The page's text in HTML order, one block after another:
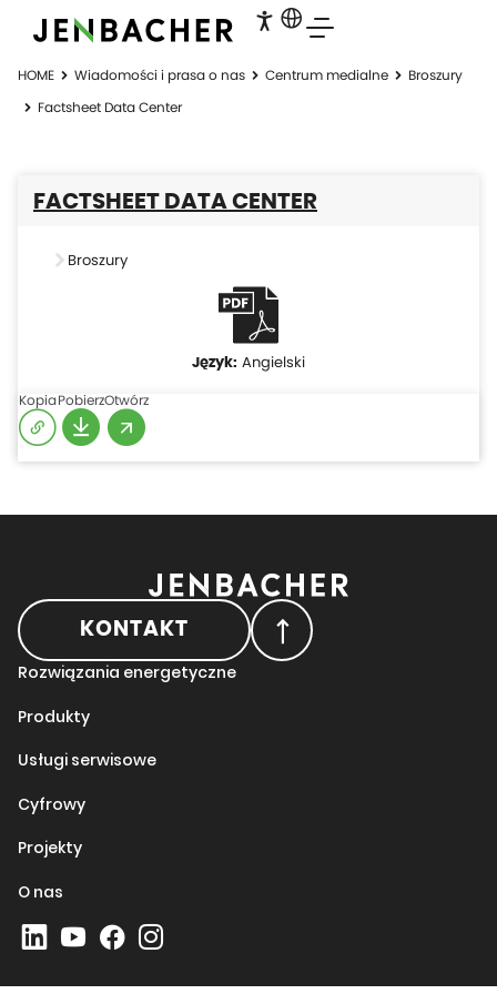
HOME Wiadomości i prasa o nas Centrum medialne
Broszury
Factsheet Data Center
FACTSHEET DATA CENTER
Broszury
Angielski
KopiaPobierzOtwórz
KONTAKT
Rozwiązania energetyczne
Produkty
Usługi serwisowe
Cyfrowy
Projekty
O nas